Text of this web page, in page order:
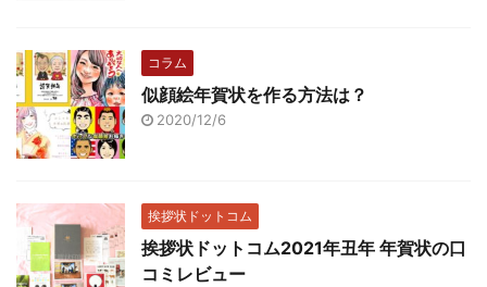
コラム
似顔絵年賀状を作る方法は？
2020/12/6
挨拶状ドットコム
挨拶状ドットコム2021年丑年 年賀状の口
コミレビュー